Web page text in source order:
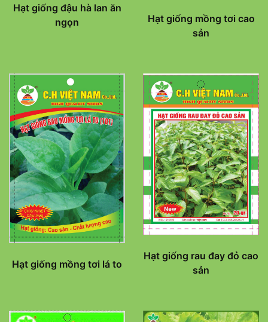
Hạt giống đậu hà lan ăn
ngọn
Hạt giống mồng tơi cao
sản
Hạt giống mồng tơi lá to
Hạt giống rau đay đỏ cao
sản